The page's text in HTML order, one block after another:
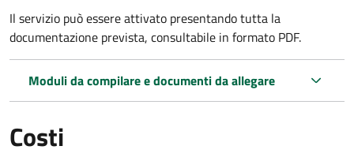
Il servizio può essere attivato presentando tutta la
documentazione prevista, consultabile in formato PDF.
Moduli da compilare e documenti da allegare
Costi